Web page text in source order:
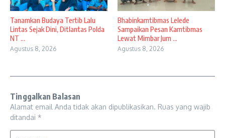
Tanamkan Budaya Tertib Lalu
Lintas Sejak Dini, Ditlantas Polda
NT ...
Agustus 8, 2026
Bhabinkamtibmas Lelede
Sampaikan Pesan Kamtibmas
Lewat Mimbar Jum ...
Agustus 8, 2026
Tinggalkan Balasan
Alamat email Anda tidak akan dipublikasikan. Ruas yang wajib
ditandai *